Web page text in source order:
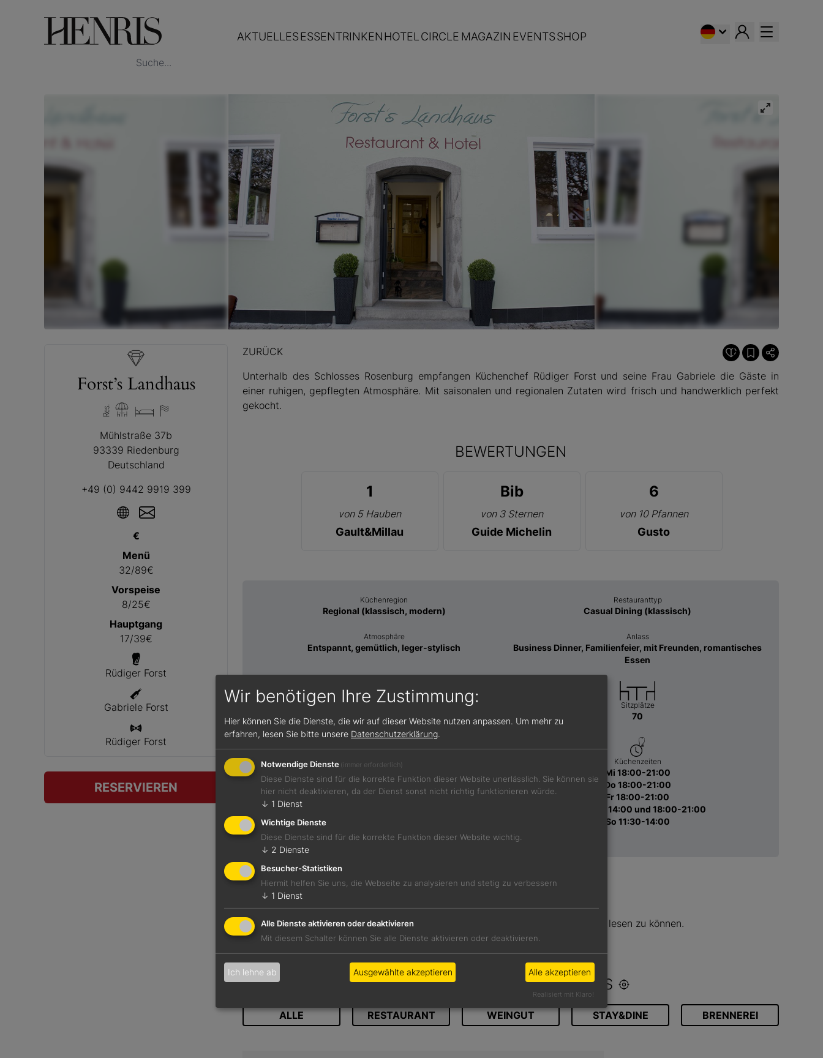
AKTUELLESESSENTRINKENHOTELCIRCLE MAGAZIN EVENTSSHOP
Forst’s Landhaus
Mühlstraße 37b
93339 Riedenburg
Deutschland
+49 (0) 9442 9919 399
€
Menü
32/89€
Vorspeise
8/25€
Hauptgang
17/39€
Rüdiger Forst
Gabriele Forst
Rüdiger Forst
RESERVIEREN
ZURÜCK
Unterhalb des Schlosses Rosenburg empfangen Küchenchef Rüdiger Forst und seine Frau Gabriele die Gäste in
einer ruhigen, gepflegten Atmosphäre. Mit saisonalen und regionalen Zutaten wird frisch und handwerklich perfekt
gekocht.
BEWERTUNGEN
1
von 5 Hauben
Gault&Millau
Bib
von 3 Sternen
Guide Michelin
6
von 10 Pfannen
Gusto
Küchenregion
Regional (klassisch, modern)
Restauranttyp
Casual Dining (klassisch)
Atmosphäre
Entspannt, gemütlich, leger-stylisch
Anlass
Business Dinner, Familienfeier, mit Freunden, romantisches
Essen
Klassisches Menü, à la carte möglich
Sitzplätze
70
Öffnungszeiten
Do 17:30-23:00
Fr 17:30-23:00
Küchenzeiten
Mi 18:00-21:00
Do 18:00-21:00
Fr 18:00-21:00
Sa 11:30-14:00 und 18:00-21:00
So 11:30-14:00
Werden Sie Circle-Member, um die vollständige Rezension lesen zu können.
Zu unserem Abomodel >>
WEITERE BETRIEBE IM UMKREIS
ALLE RESTAURANT WEINGUT STAY&DINE BRENNEREI
Wir benötigen Ihre Zustimmung:
Hier können Sie die Dienste, die wir auf dieser Website nutzen anpassen. Um mehr zu
erfahren, lesen Sie bitte unsere Datenschutzerklärung.
Notwendige Dienste (immer erforderlich)
Diese Dienste sind für die korrekte Funktion dieser Website unerlässlich. Sie können sie
hier nicht deaktivieren, da der Dienst sonst nicht richtig funktionieren würde.
↓ 1 Dienst
Wichtige Dienste
Diese Dienste sind für die korrekte Funktion dieser Website wichtig.
↓ 2 Dienste
Besucher-Statistiken
Hiermit helfen Sie uns, die Webseite zu analysieren und stetig zu verbessern
↓ 1 Dienst
Alle Dienste aktivieren oder deaktivieren
Mit diesem Schalter können Sie alle Dienste aktivieren oder deaktivieren.
Ich lehne ab Ausgewählte akzeptieren Alle akzeptieren
Realisiert mit Klaro!